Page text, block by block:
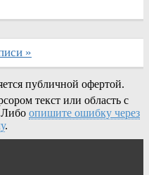
»
публичной офертой.
текст или область с
опишите ошибку через
.